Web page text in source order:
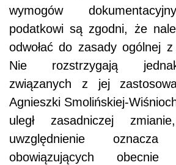
wymogów
podatkowi są zgodni, że
odwołać do zasady ogólnej
Nie rozstrzygają
związanych z jej
Agnieszki Smolińskiej-
uległ zasadniczej
uwzględnienie
obowiązujących